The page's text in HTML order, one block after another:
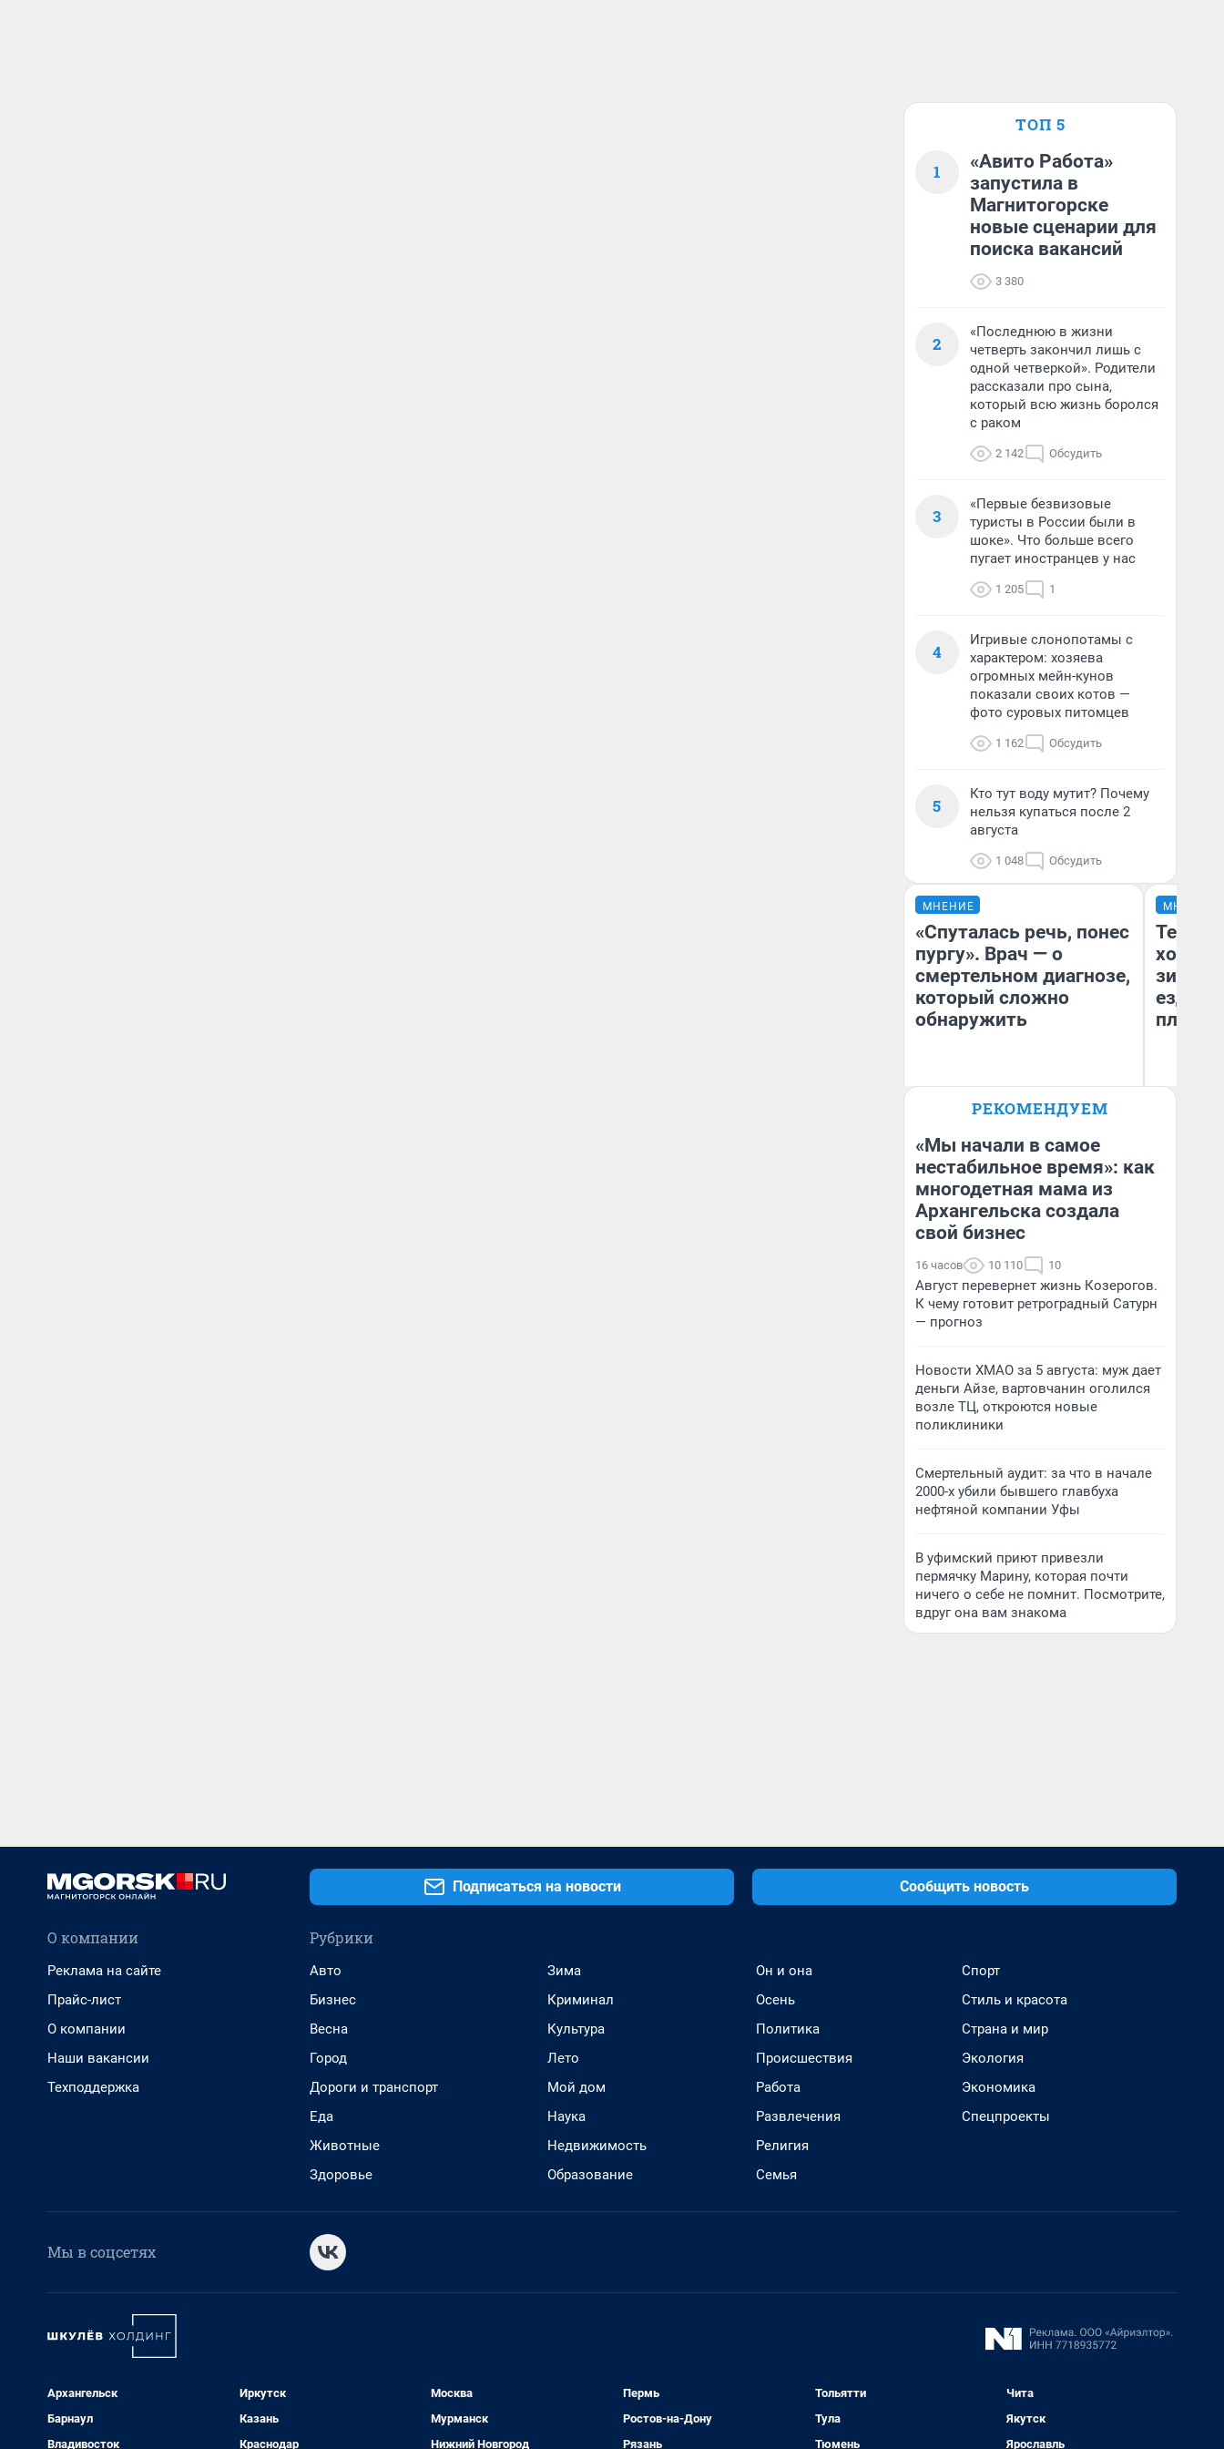
ТОП 5
1
«Авито Работа»
запустила в
Магнитогорске
новые сценарии для
поиска вакансий
3 380
2
«Последнюю в жизни
четверть закончил лишь с
одной четверкой». Родители
рассказали про сына,
который всю жизнь боролся
с раком
2 142 Обсудить
3
«Первые безвизовые
туристы в России были в
шоке». Что больше всего
пугает иностранцев у нас
1 205 1
4
Игривые слонопотамы с
характером: хозяева
огромных мейн-кунов
показали своих котов —
фото суровых питомцев
1 162 Обсудить
5
Кто тут воду мутит? Почему
нельзя купаться после 2
августа
1 048 Обсудить
МНЕНИЕ
«Спуталась речь, понес
пургу». Врач — о
смертельном диагнозе,
который сложно
обнаружить
Главврач клиники
Волковой»
МНЕНИЕ
Тепло
зимой.
ездит
плюсы
РЕКОМЕНДУЕМ
«Мы начали в самое
нестабильное время»: как
многодетная мама из
Архангельска создала
свой бизнес
16 часов 10 110 10
Август перевернет жизнь Козерогов.
К чему готовит ретроградный Сатурн
— прогноз
Новости ХМАО за 5 августа: муж дает
деньги Айзе, вартовчанин оголился
возле ТЦ, откроются новые
поликлиники
Смертельный аудит: за что в начале
2000-х убили бывшего главбуха
нефтяной компании Уфы
В уфимский приют привезли
пермячку Марину, которая почти
ничего о себе не помнит. Посмотрите,
вдруг она вам знакома
Подписаться на новости Сообщить новость
О компании
Реклама на сайте
Прайс-лист
О компании
Наши вакансии
Техподдержка
Рубрики
Авто
Бизнес
Весна
Город
Дороги и транспорт
Еда
Животные
Здоровье
Зима
Криминал
Культура
Лето
Мой дом
Наука
Недвижимость
Образование
Он и она
Осень
Политика
Происшествия
Работа
Развлечения
Религия
Семья
Спорт
Стиль и красота
Страна и мир
Экология
Экономика
Спецпроекты
Мы в соцсетях
Архангельск
Барнаул
Владивосток
Иркутск
Казань
Краснодар
Москва
Мурманск
Нижний Новгород
Пермь
Ростов-на-Дону
Рязань
Тольятти
Тула
Тюмень
Чита
Якутск
Ярославль